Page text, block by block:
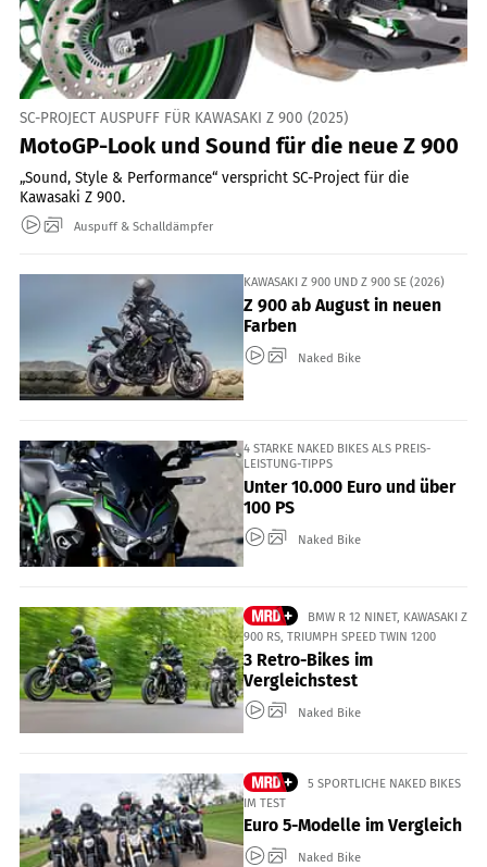
SC-PROJECT AUSPUFF FÜR KAWASAKI Z 900 (2025)
MotoGP-Look und Sound für die neue Z 900
„Sound, Style & Performance“ verspricht SC-Project für die
Kawasaki Z 900.
Auspuff & Schalldämpfer
KAWASAKI Z 900 UND Z 900 SE (2026)
Z 900 ab August in neuen
Farben
Naked Bike
4 STARKE NAKED BIKES ALS PREIS-
LEISTUNG-TIPPS
Unter 10.000 Euro und über
100 PS
Naked Bike
BMW R 12 NINET, KAWASAKI Z
900 RS, TRIUMPH SPEED TWIN 1200
3 Retro-Bikes im
Vergleichstest
Naked Bike
5 SPORTLICHE NAKED BIKES
IM TEST
Euro 5-Modelle im Vergleich
Naked Bike